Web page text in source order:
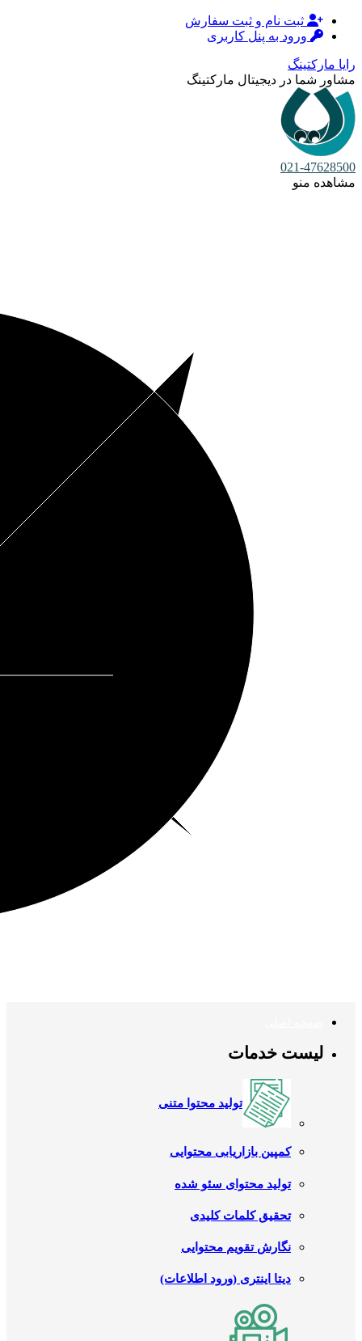
ثبت نام و ثبت سفارش
ورود به پنل کاربری
رایا مارکتینگ
مشاور شما در دیجیتال مارکتینگ
021-47628500
مشاهده منو
لیست خدمات
تولید محتوا متنی
کمپین بازاریابی محتوایی
تولید محتوای سئو شده
تحقیق کلمات کلیدی
نگارش تقویم محتوایی
دیتا اینتری (ورود اطلاعات)